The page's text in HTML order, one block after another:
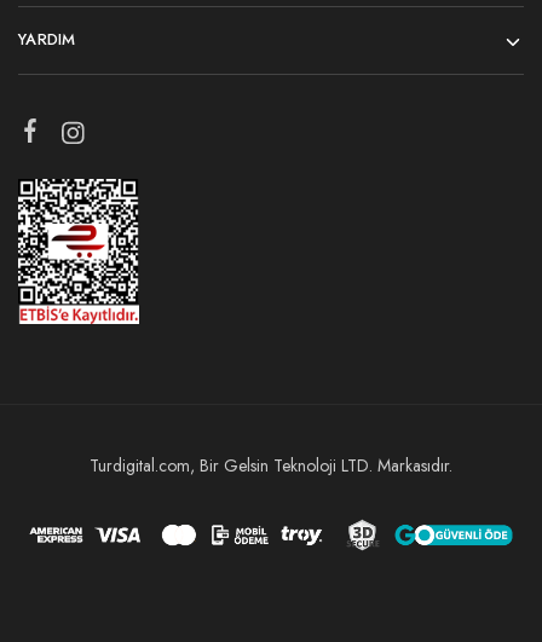
YARDIM
Turdigital.com, Bir Gelsin Teknoloji LTD. Markasıdır.